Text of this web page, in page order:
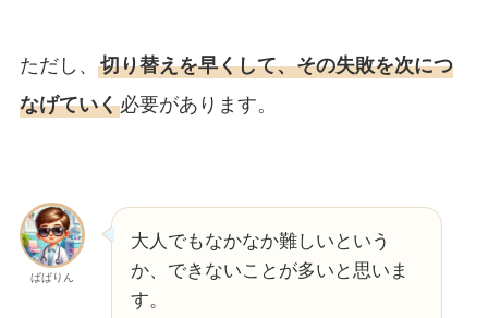
ただし、 切り替えを早くして、その失敗を次につ
なげていく必要があります。
ぱぱりん
大人でもなかなか難しいという
か、できないことが多いと思いま
す。